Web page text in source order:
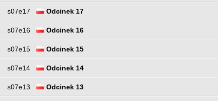
s07e17 Odcinek 17
s07e16 Odcinek 16
s07e15 Odcinek 15
s07e14 Odcinek 14
s07e13 Odcinek 13